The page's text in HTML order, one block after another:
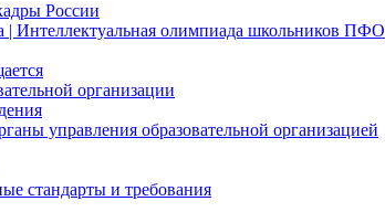
России
| Интеллектуальная олимпиада школьников ПФО
организации
управления образовательной организацией
стандарты и требования